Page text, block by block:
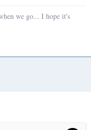
we go... I hope it's